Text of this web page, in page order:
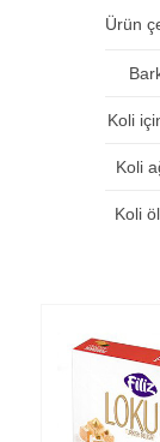
Ürün
Koli
Koli
Koli